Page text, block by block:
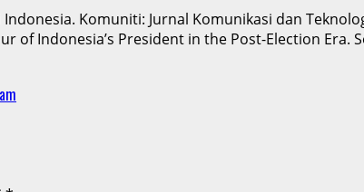
Komuniti: Jurnal Komunikasi dan
of Indonesia’s President in the Post-Election